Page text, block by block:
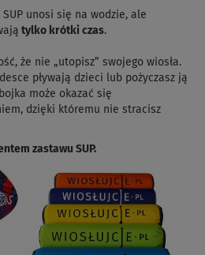
unosi się na wodzie, ale
tylko krótki czas.
że nie „utopisz” swojego wiosła.
pływają dzieci lub pożyczasz ją
może okazać się
dzięki któremu nie stracisz
zastawu SUP.